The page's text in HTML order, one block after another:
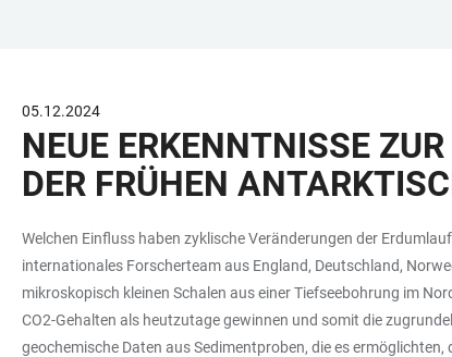
BARRIEREFREIHEIT
05.12.2024
NEUE ERKENNTNISSE
DER FRÜHEN
Welchen Einfluss haben zyklische Veränderungen der
internationales Forscherteam aus England, Deutschland,
mikroskopisch kleinen Schalen aus einer Tiefseebohrung im
CO2-Gehalten als heutzutage gewinnen und somit die
geochemische Daten aus Sedimentproben, die es